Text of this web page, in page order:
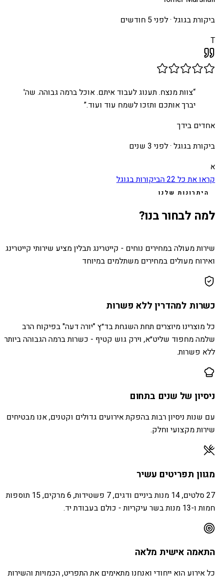
ביקורת בגוגל ·לפני 5 חודשים
T
“צוות מנצח. תענוג לעבוד איתם. אוכל ברמה גבוהה. שה'
יברך אותכם ותזכו לשמח עוד ועוד.”
אחדים בידך
ביקורת בגוגל ·לפני 3 שנים
א
קראו את כל22הביקורות בגוגל
היתרונות שלנו
למה לבחור בנו?
שירות מעולה במחירים נוחים - קייטרינג תבלין מציע שירותי קייטרינג
ואירוח מעולים במחירים משתלמים במיוחד
כשרות למהדרין ללא פשרות
כל מוצרינו מיוצרים תחת השגחת בד״ץ "יורה דעה" בפיקוח הרב
שלמה מחפוד שליט״א, וירק גוש קטיף - כשרות ברמה הגבוהה ביותר
ללא פשרות.
ניסיון של שנים בתחום
עם שנות ניסיון רבות בהפקת אירועים גדולים וקטנים, אנו מבטיחים
שירות מקצועי וחלק.
מגוון תפריטים עשיר
27 סלטים, 14 מנות ביניים ודגים, 7 פשטידות, 6 מרקים, 15 תוספות
חמות ו-13 מנות בשר עיקריות - כולם בעבודת יד.
התאמה אישית מלאה
כל אירוע הוא ייחודי ואנחנו מתאימים את התפריט, הכמויות והשירות